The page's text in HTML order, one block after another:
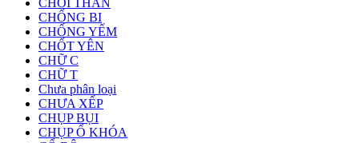
CHỐNG BI
CHỐNG YẾM
CHỐT YÊN
CHỮ C
CHỮ T
Chưa phân loại
CHƯA XẾP
CHỤP BỤI
CHỤP Ổ KHÓA